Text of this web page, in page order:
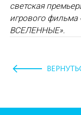
светская
игрового фильма
ВСЕЛЕННЫЕ».
https://www.high-